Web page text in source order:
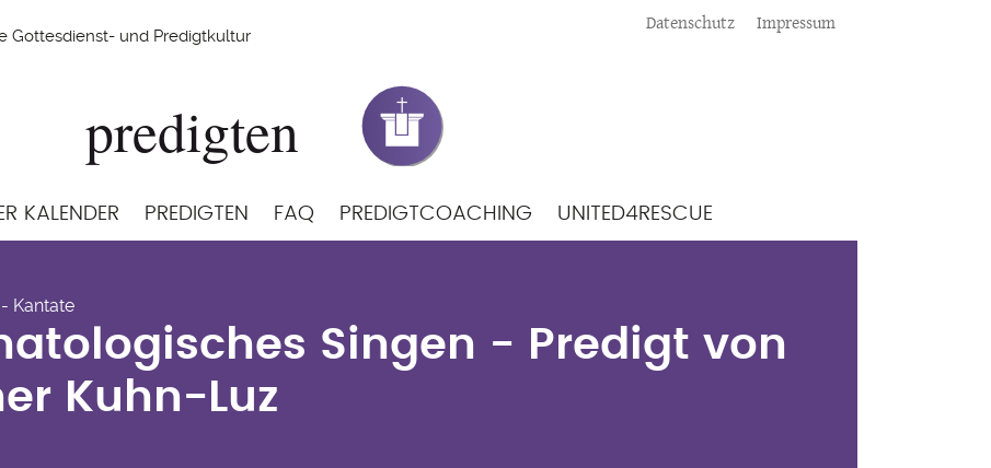
Gottesdienst- und Predigtkultur
Meta
Datenschutz Impressum
KALENDER PREDIGTEN FAQ PREDIGTCOACHING UNITED4RESCUE
Kuhn-Luz
Kantate
Singen - Predigt von
Kuhn-Luz